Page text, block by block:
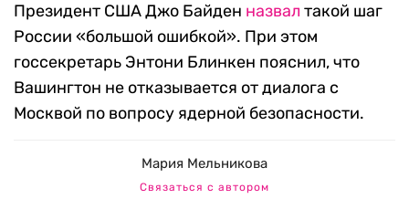
Президент США Джо Байден назвал такой шаг
России «большой ошибкой». При этом
госсекретарь Энтони Блинкен пояснил, что
Вашингтон не отказывается от диалога с
Москвой по вопросу ядерной безопасности.
Мария Мельникова
Связаться с автором